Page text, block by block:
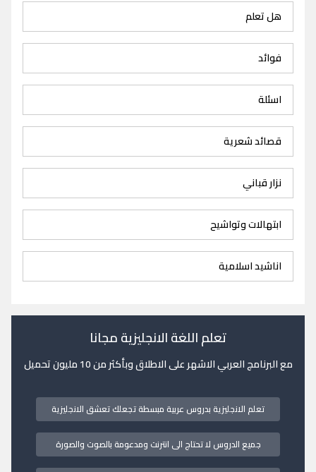
هل تعلم
فوائد
اسئلة
قصائد شعرية
نزار قباني
ابتهالات وتواشيح
اناشيد اسلامية
تعلم اللغة الانجليزية مجانا
مع البرنامج العربي الاشهر على الاطلاق وبأكثر من 10 مليون تحميل
تعلم الانجليزية بدروس عربية مبسطة تجعلك تعشق الانجليزية
جميع الدروس لا تحتاج الى انترنت ومدعومة بالصوت والصورة